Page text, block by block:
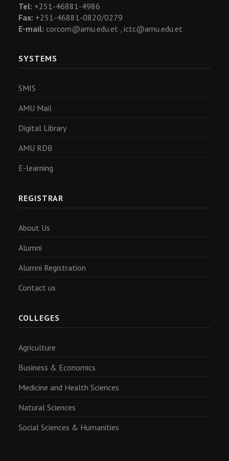
Tel: +251-46881-4986
Fax: +251-46881-0820/0279
E-mail: corcom@amu.edu.et , ictc@amu.edu.et
SYSTEMS
SMIS
AMU Mail
Digital Library
AMU RDB
E-learning
REGISTRAR
About Us
Alumni
Alumni Registration
Contact us
COLLEGES
Agriculture
Business & Economics
Medicine and Health Sciences
Natural Sciences
Social Sciences & Humanities